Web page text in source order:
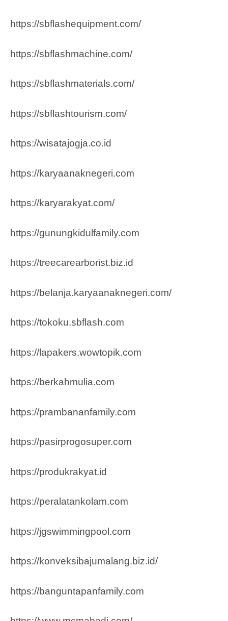
https://sbflashequipment.com/
https://sbflashmachine.com/
https://sbflashmaterials.com/
https://sbflashtourism.com/
https://wisatajogja.co.id
https://karyaanaknegeri.com
https://karyarakyat.com/
https://gunungkidulfamily.com
https://treecarearborist.biz.id
https://belanja.karyaanaknegeri.com/
https://tokoku.sbflash.com
https://lapakers.wowtopik.com
https://berkahmulia.com
https://prambananfamily.com
https://pasirprogosuper.com
https://produkrakyat.id
https://peralatankolam.com
https://jgswimmingpool.com
https://konveksibajumalang.biz.id/
https://banguntapanfamily.com